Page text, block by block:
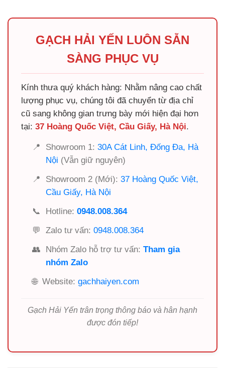
GẠCH HẢI YẾN LUÔN SẴN
SÀNG PHỤC VỤ
Kính thưa quý khách hàng: Nhằm nâng cao chất
lượng phục vụ, chúng tôi đã chuyển từ địa chỉ
cũ sang không gian trưng bày mới hiện đại hơn
tại: 37 Hoàng Quốc Việt, Cầu Giấy, Hà Nội.
📍 Showroom 1: 30A Cát Linh, Đống Đa, Hà
Nội (Vẫn giữ nguyên)
📍
Showroom 2 (Mới): 37 Hoàng Quốc Việt,
Cầu Giấy, Hà Nội
📞
Hotline: 0948.008.364
💬
Zalo tư vấn: 0948.008.364
👥
Nhóm Zalo hỗ trợ tư vấn: Tham gia
nhóm Zalo
🌐 Website: gachhaiyen.com
Gạch Hải Yến trân trọng thông báo và hân hạnh
được đón tiếp!